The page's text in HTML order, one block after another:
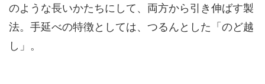
のような長いかたちにして、両方から引き伸ばす製
法。手延べの特徴としては、つるんとした「のど越
し」。